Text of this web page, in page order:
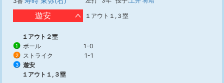
遊安 １アウト１,３塁
１アウト２塁
1 ボール 1-0
2 ストライク 1-1
3
遊安
１アウト１,３塁